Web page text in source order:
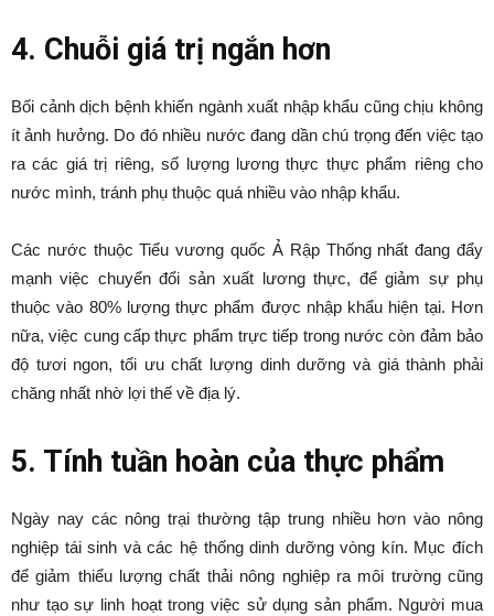
4. Chuỗi giá trị ngắn hơn
Bối cảnh dịch bệnh khiến ngành xuất nhập khẩu cũng chịu không
ít ảnh hưởng. Do đó nhiều nước đang dần chú trọng đến việc tạo
ra các giá trị riêng, số lượng lương thực thực phẩm riêng cho
nước mình, tránh phụ thuộc quá nhiều vào nhập khẩu.
Các nước thuộc Tiểu vương quốc Ả Rập Thống nhất đang đẩy
mạnh việc chuyển đổi sản xuất lương thực, để giảm sự phụ
thuộc vào 80% lượng thực phẩm được nhập khẩu hiện tại. Hơn
nữa, việc cung cấp thực phẩm trực tiếp trong nước còn đảm bảo
độ tươi ngon, tối ưu chất lượng dinh dưỡng và giá thành phải
chăng nhất nhờ lợi thế về địa lý.
5. Tính tuần hoàn của thực phẩm
Ngày nay các nông trại thường tập trung nhiều hơn vào nông
nghiệp tái sinh và các hệ thống dinh dưỡng vòng kín. Mục đích
để giảm thiểu lượng chất thải nông nghiệp ra môi trường cũng
như tạo sự linh hoạt trong việc sử dụng sản phẩm. Người mua